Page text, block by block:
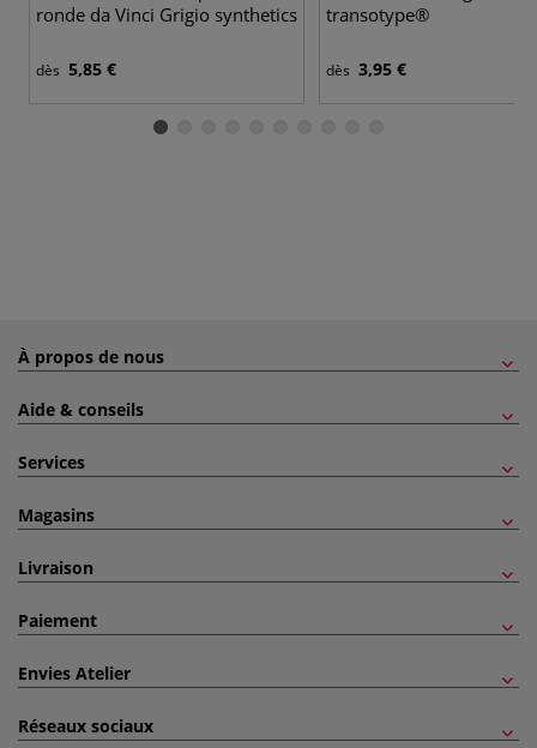
ronde da Vinci Grigio synthetics
dès 5,85 €
transotype®
dès 3,95 €
À propos de nous
Aide & conseils
Services
Magasins
Livraison
Paiement
Envies Atelier
Réseaux sociaux